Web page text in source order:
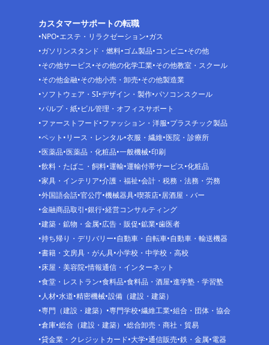
カスタマーサポートの転職
NPO エステ・リラクゼーション ガス
ガソリンスタンド・燃料 ゴム製品 コンビニ その他
その他サービス その他の化学工業 その他教室・スクール
その他金融 その他小売・卸売 その他製造業
ソフトウェア・SI デザイン・製作 パソコンスクール
パルプ・紙 ビル管理・オフィスサポート
ファーストフード ファッション・洋服 プラスチック製品
ペット リース・レンタル 衣服・繊維 医院・診療所
医薬品 医薬品・化粧品 一般機械 印刷
飲料・たばこ・飼料 運輸 運輸付帯サービス 化粧品
家具・インテリア 介護・福祉 会計・税務・法務・労務
外国語会話 官公庁 機械器具 喫茶店 居酒屋・バー
金融商品取引 銀行 経営コンサルティング
建築・鉱物・金属 広告・販促 鉱業 歯医者
持ち帰り・デリバリー 自動車・自転車 自動車・輸送機器
書籍・文房具・がん具 小学校・中学校・高校
床屋・美容院 情報通信・インターネット
食堂・レストラン 食料品 食料品・酒屋 進学塾・学習塾
人材 水道 精密機械 設備（建設・建築）
専門（建設・建築）
専門学校 繊維工業 組合・団体・協会
倉庫 総合（建設・建築）
総合卸売・商社・貿易
貸金業・クレジットカード 大学 通信販売 鉄・金属 電器